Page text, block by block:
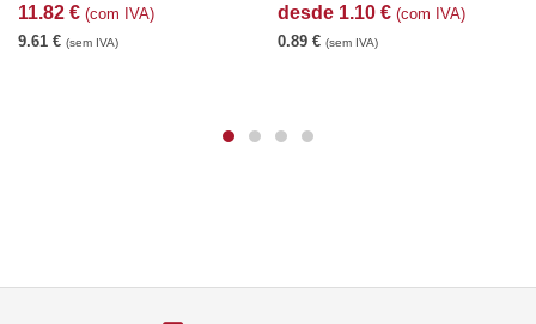
11.82 € (com IVA)
9.61 € (sem IVA)
desde 1.10 € (com IVA)
0.89 € (sem IVA)